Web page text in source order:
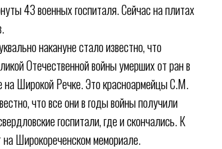
43 военных госпиталя. Сейчас на плитах
накануне стало известно, что
Отечественной войны умерших от ран в
на Широкой Речке. Это красноармейцы С.М.
что все они в годы войны получили
госпитали, где и скончались. К
Широкореченском мемориале.